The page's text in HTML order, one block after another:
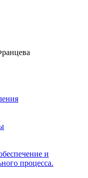
и
процесса.